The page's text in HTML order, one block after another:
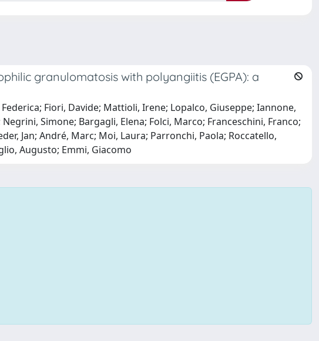
granulomatosis with polyangiitis (EGPA): a
Fiori, Davide; Mattioli, Irene; Lopalco, Giuseppe; Iannone,
Simone; Bargagli, Elena; Folci, Marco; Franceschini, Franco;
Jan; André, Marc; Moi, Laura; Parronchi, Paola; Roccatello,
Augusto; Emmi, Giacomo